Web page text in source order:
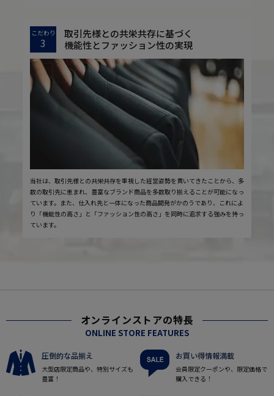
こだわり
3
取引先様との共栄共存に基づく
機能性とファッション性の実現
当社は、取引先様との共栄共存を重視した経営姿勢を貫いてきたことから、多
数の取引先に恵まれ、豊富なブランド商品を多数取り揃えることが可能になっ
ています。また、仕入れ先と一体になった商品開発がかのうであり、これによ
り「機能性の高さ」と「ファッション性の高さ」を同時に追求する強みを持っ
ています。
オンラインストアの特長
ONLINE STORE FEATURES
圧倒的な品揃え
大型店限定商品や、特別サイズも
豊富！
お買い得情報満載
会員限定クーポンや、限定価格で
購入できる！